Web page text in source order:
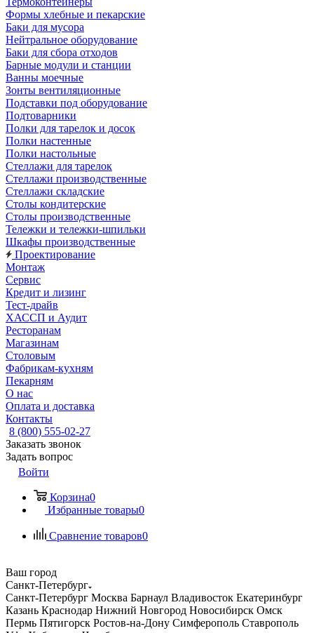
Формы хлебные и пекарские
Баки для мусора
Нейтральное оборудование
Баки для сбора отходов
Барные модули и станции
Ванны моечные
Зонты вентиляционные
Подставки под оборудование
Подтоварники
Полки для тарелок и досок
Полки настенные
Полки настольные
Стеллажи для тарелок
Стеллажи производственные
Стеллажи складские
Столы кондитерские
Столы производственные
Тележки и тележки-шпильки
Шкафы производственные
Проектирование
Монтаж
Сервис
Кредит и лизинг
Тест-драйв
ХАССП и Аудит
Ресторанам
Магазинам
Столовым
Фабрикам-кухням
Пекарням
О нас
Оплата и доставка
Контакты
8 (800) 555-02-27
Заказать звонок
Задать вопрос
Войти
Корзина0
Избранные товары0
Сравнение товаров0
Ваш город
Санкт-Петербург
Санкт-Петербург Москва Барнаул Владивосток Екатеринбург
Казань Краснодар Нижний Новгород Новосибирск Омск
Пермь Пятигорск Ростов-на-Дону Симферополь Ставрополь